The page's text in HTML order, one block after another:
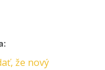
že nový